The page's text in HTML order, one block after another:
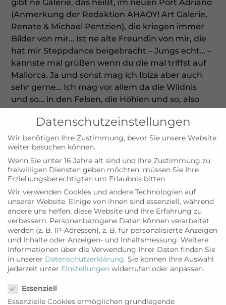
gibt ne Galerie, das heißt, im neuen Port Adriano
(Anmerkung der Redaktion AHAOY! Art Galerie,
Renate & Michael Pentzien), die kriegen immer
Bilder von mir… Ist ne alte Freundin von mir, die
hat mir Steppdance beigebracht – Jungs echt… –
kannste mal grüßen wenn du die mal triffst auf
Mallorca. Ja und sonst mag ich Ibiza aber auch
sehr gerne… Ich mag vor allem da die Wildnis
und so… in den Felsen, die Höhlen und so, also
richtig Piratenleben, so ne und natürlich klar
diese Clubs, gut getarnt (lacht). Jeder tarnt sich
so, geht da mit Masken hin und dann machen
wir n Schaumbad und n Blubberschaumbad und
der ganze Scheiß (lacht). Mach ich alles mal ganz
gerne mit. Vor allem ist es schade, dass keiner
weiß das ich das bin (lacht)… Gut getarnt…
[hahaha]. Der Meister im Tricksen und Tarnen…
weil ich früher mal Privatdetektiv war, musste
ich das alles mal Lernen mit dem Tricksen und
Tarnen, anschleichen, weiße Bescheid (lacht).
Und deine Beziehungen zu Sylt?
Ja, die gibt es ja. Sylt.. ganz viele Texte gemacht.
Sylt, Miramar, das alte Shining Hotel, ne. Haben
sie umgebaut… schön gemacht Familie Kreis…
Datenschutzeinstellungen
Wir benötigen Ihre Zustimmung, bevor Sie unsere Website
weiter besuchen können.
Wenn Sie unter 16 Jahre alt sind und Ihre Zustimmung zu
freiwilligen Diensten geben möchten, müssen Sie Ihre
Erziehungsberechtigten um Erlaubnis bitten.
Wir verwenden Cookies und andere Technologien auf
unserer Website. Einige von ihnen sind essenziell, während
andere uns helfen, diese Website und Ihre Erfahrung zu
verbessern. Personenbezogene Daten können verarbeitet
werden (z. B. IP-Adressen), z. B. für personalisierte Anzeigen
und Inhalte oder Anzeigen- und Inhaltsmessung. Weitere
Informationen über die Verwendung Ihrer Daten finden Sie
in unserer Datenschutzerklärung. Sie können Ihre Auswahl
jederzeit unter Einstellungen widerrufen oder anpassen.
Essenziell
Essenzielle Cookies ermöglichen grundlegende